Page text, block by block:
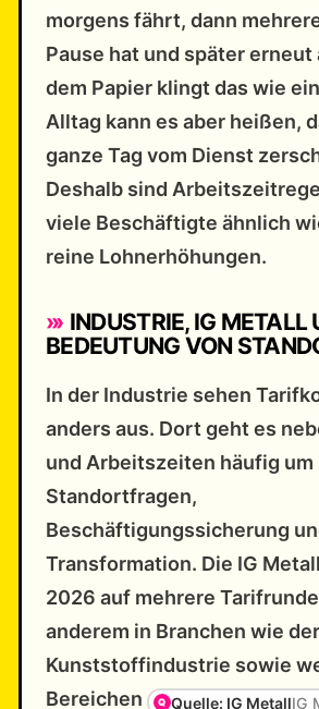
morgens fährt, dann
Pause hat und später
dem Papier klingt das wie
Alltag kann es aber heißen,
ganze Tag vom Dienst
Deshalb sind
viele Beschäftigte ähnlich
reine Lohnerhöhungen.
INDUSTRIE, IG METALL
BEDEUTUNG VON
In der Industrie sehen
anders aus. Dort geht es
und Arbeitszeiten häufig um
Standortfragen,
Beschäftigungssicherung
Transformation. Die IG
2026 auf mehrere
anderem in Branchen wie
Kunststoffindustrie sowie
Bereichen
Quelle: IG MetallIG